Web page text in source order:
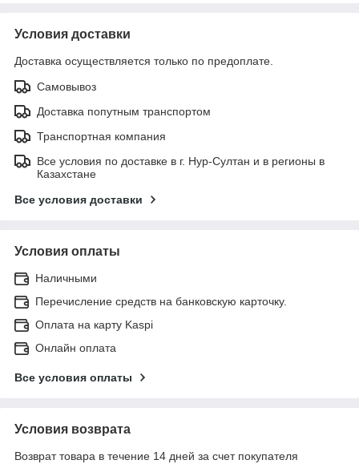
Условия доставки
Доставка осуществляется только по предоплате.
Самовывоз
Доставка попутным транспортом
Транспортная компания
Все условия по доставке в г. Нур-Султан и в регионы в
Казахстане
Все условия доставки
Условия оплаты
Наличными
Перечисление средств на банковскую карточку.
Оплата на карту Kaspi
Онлайн оплата
Все условия оплаты
Условия возврата
Возврат товара в течение 14 дней за счет покупателя